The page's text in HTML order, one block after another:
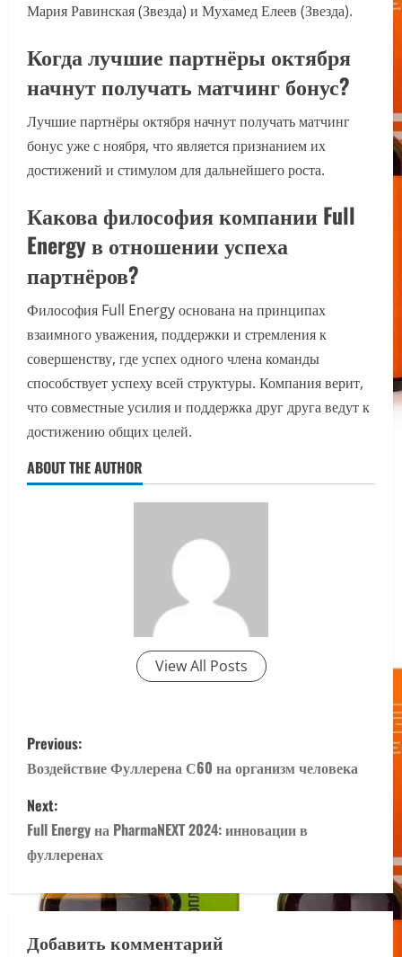
Мария Равинская (Звезда) и Мухамед Елеев (Звезда).
Когда лучшие партнёры октября
начнут получать матчинг бонус?
Лучшие партнёры октября начнут получать матчинг
бонус уже с ноября, что является признанием их
достижений и стимулом для дальнейшего роста.
Какова философия компании Full
Energy в отношении успеха
партнёров?
Философия Full Energy основана на принципах
взаимного уважения, поддержки и стремления к
совершенству, где успех одного члена команды
способствует успеху всей структуры. Компания верит,
что совместные усилия и поддержка друг друга ведут к
достижению общих целей.
ABOUT THE AUTHOR
View All Posts
P
o
s
t
n
a
Previous:
Воздействие Фуллерена С60 на организм человека
Next:
Full Energy на PharmaNEXT 2024: инновации в
фуллеренах
Добавить комментарий